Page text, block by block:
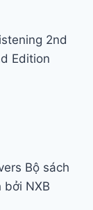
2nd
Edition
Bộ sách
bởi NXB